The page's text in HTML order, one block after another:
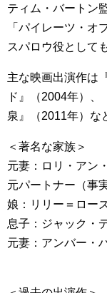
ティム・バートン
「パイレーツ・オ
スパロウ役として
主な映画出演作は
ド』（2004年）
泉』（2011年）な
＜著名な家族＞
元妻：ロリ・アン
元パートナー（事
娘：リリー＝ロー
息子：ジャック・
元妻：アンバー・